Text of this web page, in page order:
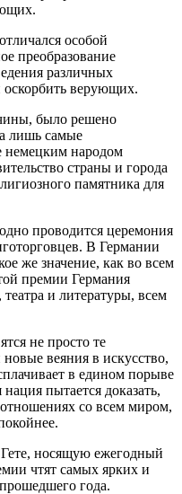
особой
преобразование
различных
верующих.
было решено
лишь самые
немецким народом
страны и города
памятника для
проводится церемония
В Германии
же значение, как во всем
премии Германия
и литературы, всем
не просто те
веяния в искусство,
в едином порыве
пытается доказать,
со всем миром,
носящую ежегодный
чтят самых ярких и
года.